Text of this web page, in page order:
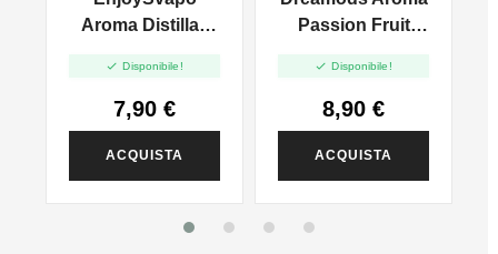
Aroma Distillati
 Disponibile!
7,90 €
ACQUISTA
PASSIONE
Passion Fruit
 Disponibile!
8,90 €
ACQUISTA